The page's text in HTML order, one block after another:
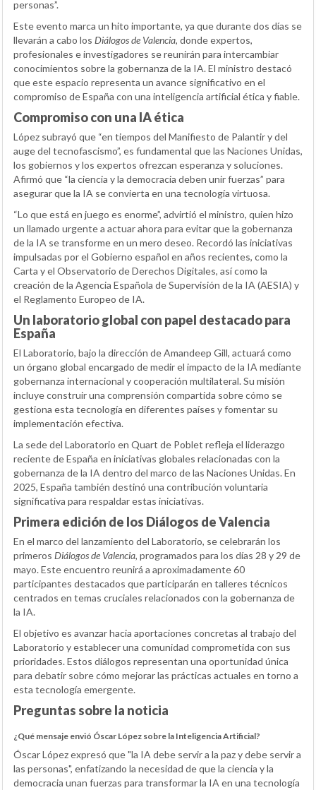
personas”.
Este evento marca un hito importante, ya que durante dos días se
llevarán a cabo los Diálogos de Valencia, donde expertos,
profesionales e investigadores se reunirán para intercambiar
conocimientos sobre la gobernanza de la IA. El ministro destacó
que este espacio representa un avance significativo en el
compromiso de España con una inteligencia artificial ética y fiable.
Compromiso con una IA ética
López subrayó que “en tiempos del Manifiesto de Palantir y del
auge del tecnofascismo”, es fundamental que las Naciones Unidas,
los gobiernos y los expertos ofrezcan esperanza y soluciones.
Afirmó que “la ciencia y la democracia deben unir fuerzas” para
asegurar que la IA se convierta en una tecnología virtuosa.
“Lo que está en juego es enorme”, advirtió el ministro, quien hizo
un llamado urgente a actuar ahora para evitar que la gobernanza
de la IA se transforme en un mero deseo. Recordó las iniciativas
impulsadas por el Gobierno español en años recientes, como la
Carta y el Observatorio de Derechos Digitales, así como la
creación de la Agencia Española de Supervisión de la IA (AESIA) y
el Reglamento Europeo de IA.
Un laboratorio global con papel destacado para
España
El Laboratorio, bajo la dirección de Amandeep Gill, actuará como
un órgano global encargado de medir el impacto de la IA mediante
gobernanza internacional y cooperación multilateral. Su misión
incluye construir una comprensión compartida sobre cómo se
gestiona esta tecnología en diferentes países y fomentar su
implementación efectiva.
La sede del Laboratorio en Quart de Poblet refleja el liderazgo
reciente de España en iniciativas globales relacionadas con la
gobernanza de la IA dentro del marco de las Naciones Unidas. En
2025, España también destinó una contribución voluntaria
significativa para respaldar estas iniciativas.
Primera edición de los Diálogos de Valencia
En el marco del lanzamiento del Laboratorio, se celebrarán los
primeros Diálogos de Valencia, programados para los días 28 y 29 de
mayo. Este encuentro reunirá a aproximadamente 60
participantes destacados que participarán en talleres técnicos
centrados en temas cruciales relacionados con la gobernanza de
la IA.
El objetivo es avanzar hacia aportaciones concretas al trabajo del
Laboratorio y establecer una comunidad comprometida con sus
prioridades. Estos diálogos representan una oportunidad única
para debatir sobre cómo mejorar las prácticas actuales en torno a
esta tecnología emergente.
Preguntas sobre la noticia
¿Qué mensaje envió Óscar López sobre la Inteligencia Artificial?
Óscar López expresó que "la IA debe servir a la paz y debe servir a
las personas", enfatizando la necesidad de que la ciencia y la
democracia unan fuerzas para transformar la IA en una tecnología